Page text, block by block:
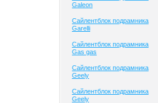
Galeon
Сайлентблок подрамника
Garelli
Сайлентблок подрамника
Gas gas
Сайлентблок подрамника
Geely
Сайлентблок подрамника
Geely